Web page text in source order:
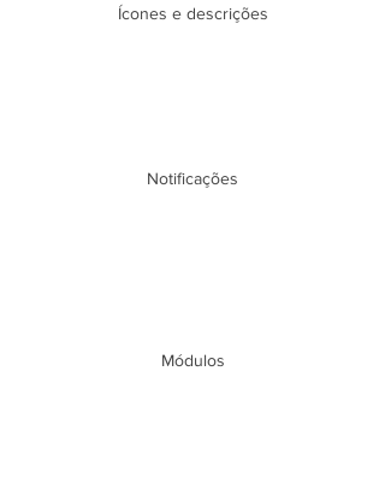
Ícones e descrições
Notificações
Módulos